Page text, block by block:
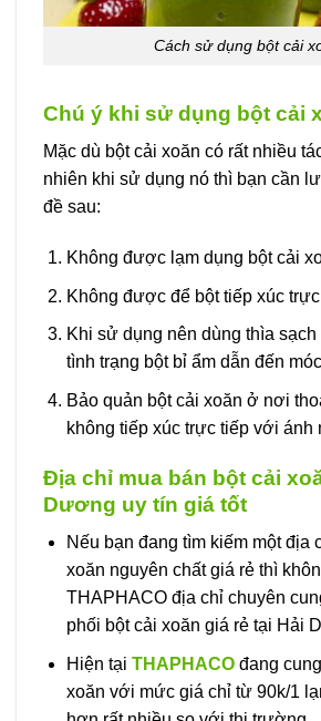
Cách sử dụng bột cải
Chú ý khi sử dụng bột cải
Mặc dù bột cải xoăn có rất nhiều
nhiên khi sử dụng nó thì bạn cần
đề sau:
Không được lạm dụng bột cải
Không được để bột tiếp xúc
Khi sử dụng nên dùng thìa sạch
tình trạng bột bỉ ẩm dẫn đến
Bảo quản bột cải xoăn ở nơi
không tiếp xúc trực tiếp với ánh
Địa chỉ mua bán bột cải
Dương uy tín giá tốt
Nếu bạn đang tìm kiếm một địa
xoăn nguyên chất giá rẻ thì
THAPHACO địa chỉ chuyên
phối bột cải xoăn giá rẻ tại Hải
Hiện tại THAPHACO đang
xoăn với mức giá chỉ từ 90k/1